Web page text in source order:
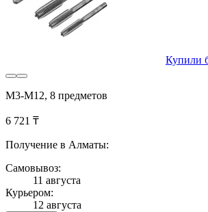
Купили
М3-М12, 8 предметов
6 721 ₸
Получение в Алматы:
Самовывоз:
11 августа
Курьером:
12 августа